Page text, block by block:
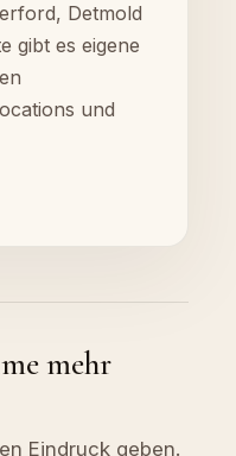
Detmold
gibt es eigene
und
mehr
Eindruck geben.